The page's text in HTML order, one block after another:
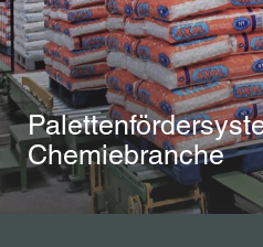
Chemiebranche